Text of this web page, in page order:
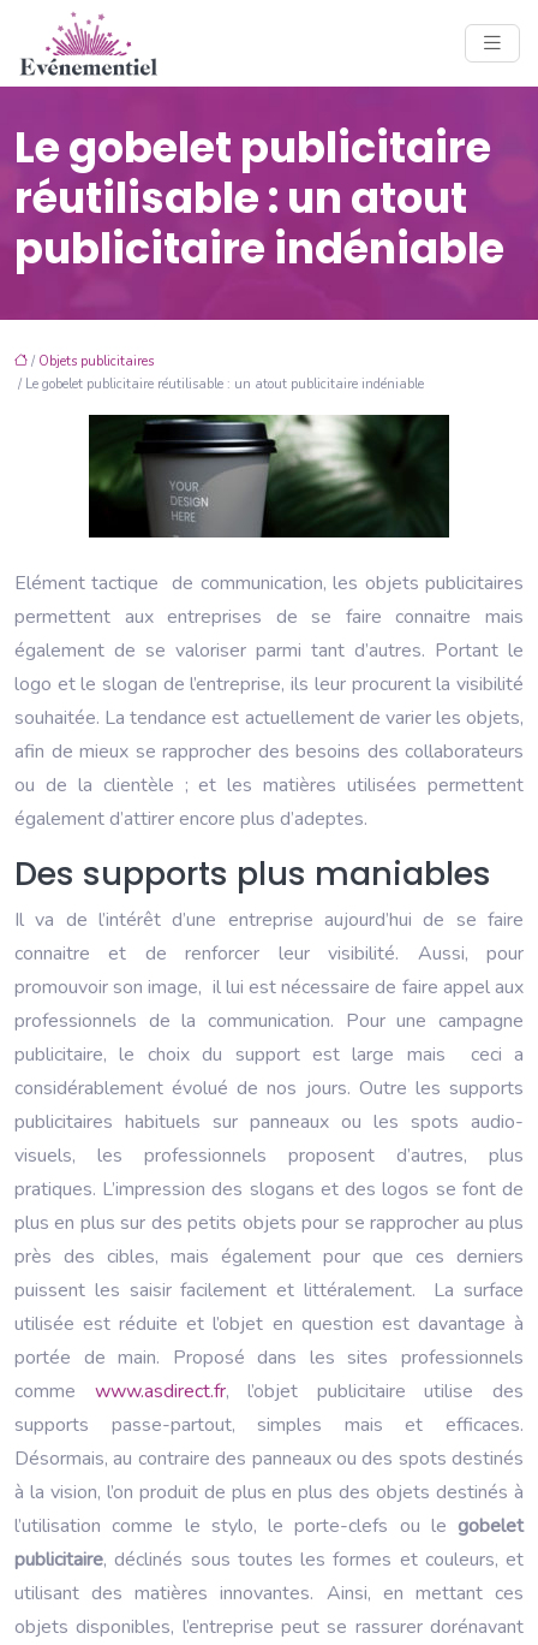
Le gobelet publicitaire
réutilisable : un atout
publicitaire indéniable
/ Objets publicitaires
/ Le gobelet publicitaire réutilisable : un atout publicitaire indéniable
Elément tactique de communication, les objets publicitaires
permettent aux entreprises de se faire connaitre mais
également de se valoriser parmi tant d’autres. Portant le
logo et le slogan de l’entreprise, ils leur procurent la visibilité
souhaitée. La tendance est actuellement de varier les objets,
afin de mieux se rapprocher des besoins des collaborateurs
ou de la clientèle ; et les matières utilisées permettent
également d’attirer encore plus d’adeptes.
Des supports plus maniables
Il va de l’intérêt d’une entreprise aujourd’hui de se faire
connaitre et de renforcer leur visibilité. Aussi, pour
promouvoir son image, il lui est nécessaire de faire appel aux
professionnels de la communication. Pour une campagne
publicitaire, le choix du support est large mais ceci a
considérablement évolué de nos jours. Outre les supports
publicitaires habituels sur panneaux ou les spots audio-
visuels, les professionnels proposent d’autres, plus
pratiques. L’impression des slogans et des logos se font de
plus en plus sur des petits objets pour se rapprocher au plus
près des cibles, mais également pour que ces derniers
puissent les saisir facilement et littéralement. La surface
utilisée est réduite et l’objet en question est davantage à
portée de main. Proposé dans les sites professionnels
comme www.asdirect.fr, l’objet publicitaire utilise des
supports passe-partout, simples mais et efficaces.
Désormais, au contraire des panneaux ou des spots destinés
à la vision, l’on produit de plus en plus des objets destinés à
l’utilisation comme le stylo, le porte-clefs ou le gobelet
publicitaire, déclinés sous toutes les formes et couleurs, et
utilisant des matières innovantes. Ainsi, en mettant ces
objets disponibles, l’entreprise peut se rassurer dorénavant